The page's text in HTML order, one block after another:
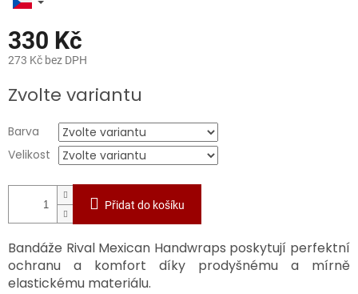
330 Kč
273 Kč bez DPH
cena:
Zvolte variantu
Barva
Velikost
Přidat do košíku
Bandáže Rival Mexican Handwraps poskytují perfektní
ochranu a komfort díky prodyšnému a mírně
elastickému materiálu.